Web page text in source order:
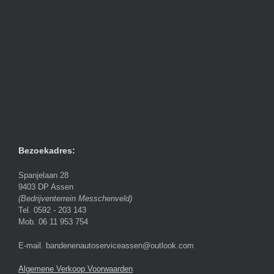
Bezoekadres:
Spanjelaan 28
9403 DP Assen
(Bedrijventerrein Messchenveld)
Tel. 0592 - 203 143
Mob. 06 11 953 754
E-mail. bandenenautoserviceassen@outlook.com
Algemene Verkoop Voorwaarden